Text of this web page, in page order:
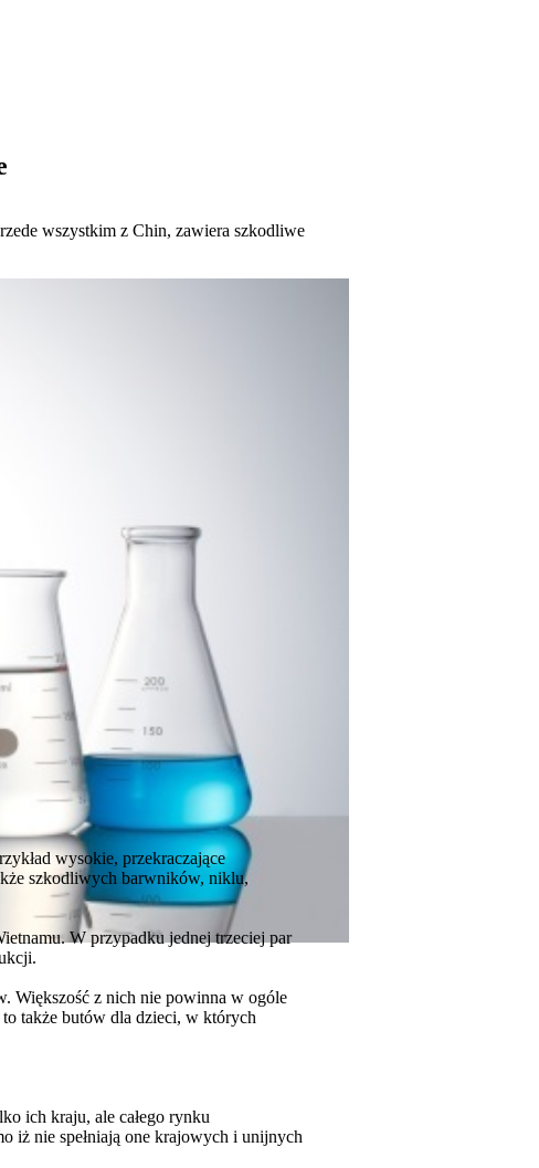
wszystkim z Chin, zawiera szkodliwe
wysokie, przekraczające
szkodliwych barwników, niklu,
W przypadku jednej trzeciej par
Większość z nich nie powinna w ogóle
także butów dla dzieci, w których
ich kraju, ale całego rynku
iż nie spełniają one krajowych i unijnych